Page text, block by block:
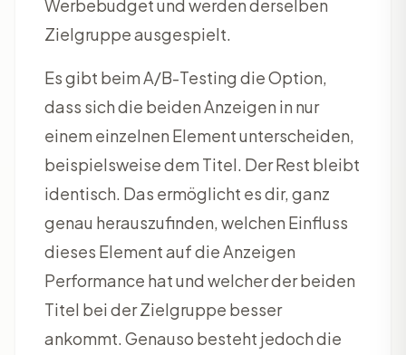
Werbebudget und werden derselben
Zielgruppe ausgespielt.
Es gibt beim A/B-Testing die Option,
dass sich die beiden Anzeigen in nur
einem einzelnen Element unterscheiden,
beispielsweise dem Titel. Der Rest bleibt
identisch. Das ermöglicht es dir, ganz
genau herauszufinden, welchen Einfluss
dieses Element auf die Anzeigen
Performance hat und welcher der beiden
Titel bei der Zielgruppe besser
ankommt. Genauso besteht jedoch die